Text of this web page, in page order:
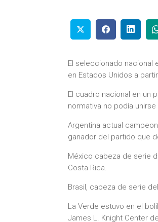
El seleccionado nacional
en Estados Unidos a
El cuadro nacional en un
normativa no podía
Argentina actual
ganador del partido que
México cabeza de serie
Costa Rica.
Brasil, cabeza de serie
La Verde estuvo en el
James L. Knight Center